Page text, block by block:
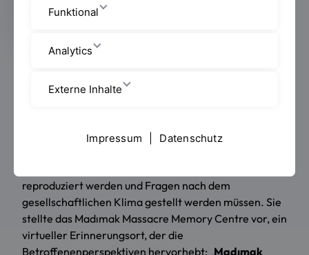
einem Einblick in ihre Arbeit zum rechtsextrem-
Dreiunddreißig Menschen starben bei dem
reproduziert werden und Fragen nach dem
gesellschaftlichen Klima gestellt werden müssen. Sie
stellte das Madımak Massacre Memory Centre vor, ein
virtueller Erinnerungsort, der die
Betroffenenperspektiven hervorhebt: Madımak
Funktional
Analytics
Externe Inhalte
Impressum Datenschutz